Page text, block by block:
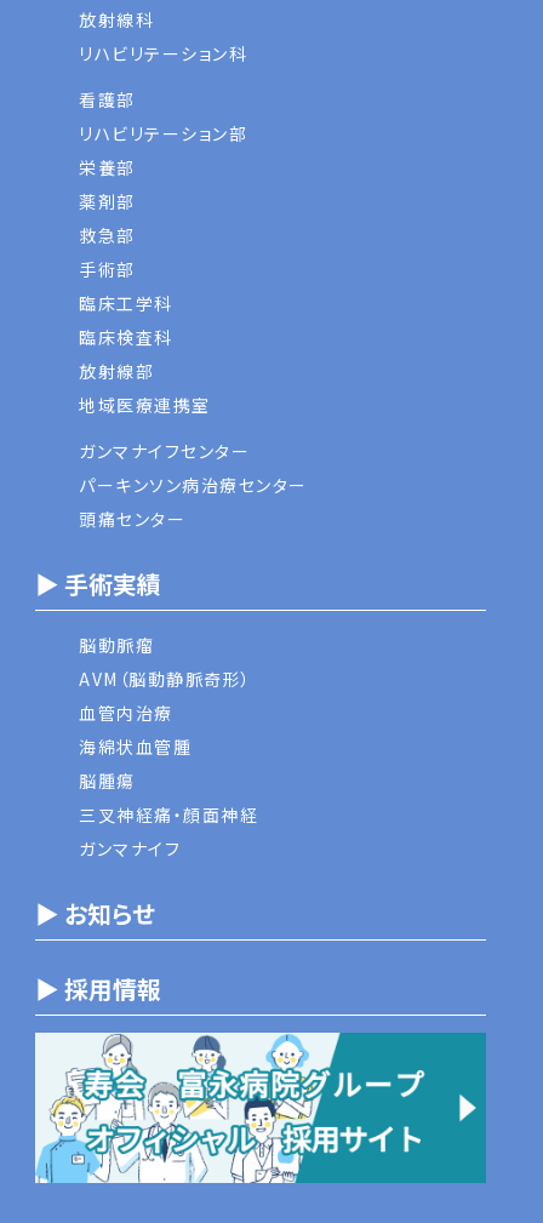
放射線科
リハビリテーション科
看護部
リハビリテーション部
栄養部
薬剤部
救急部
手術部
臨床工学科
臨床検査科
放射線部
地域医療連携室
ガンマナイフセンター
パーキンソン病治療センター
頭痛センター
▶ 手術実績
脳動脈瘤
AVM（脳動静脈奇形）
血管内治療
海綿状血管腫
脳腫瘍
三叉神経痛・顔面神経
ガンマナイフ
▶ お知らせ
▶ 採用情報